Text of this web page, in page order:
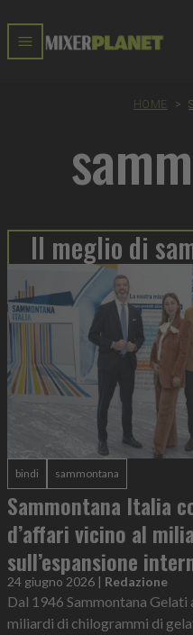
HOME >
Il meglio di
bindi sammontana
Sammontana Italia
d’affari vicino al
sull’espansione
24 giugno 2026 | Redazione
Dal 1946 Sammontana
miliardi di chilogrammi di